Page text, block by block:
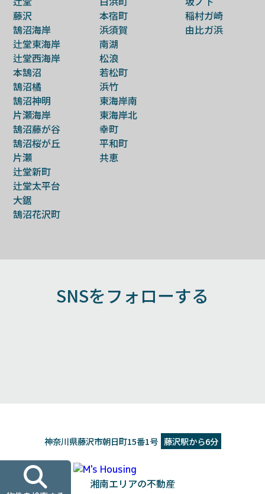
藤沢
鵠沼海岸
辻堂東海岸
辻堂西海岸
本鵠沼
鵠沼橘
鵠沼神明
片瀬海岸
鵠沼藤が谷
鵠沼桜が丘
片瀬
辻堂新町
辻堂太平台
大鋸
鵠沼花沢町
本宿町
浜須賀
南湖
松浪
若松町
浜竹
東海岸南
東海岸北
幸町
平和町
共恵
稲村ガ崎
由比ガ浜
SNSをフォローする
湘南エリアの不動産
神奈川県藤沢市朝日町15番1号 藤沢駅から6分